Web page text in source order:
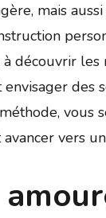
mais
découvrir
envisager
vous
vers